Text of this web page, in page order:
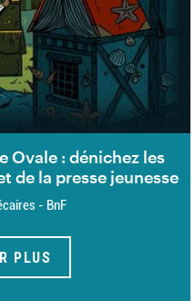
Ovale : dénichez les
de la presse jeunesse
- BnF
PLUS